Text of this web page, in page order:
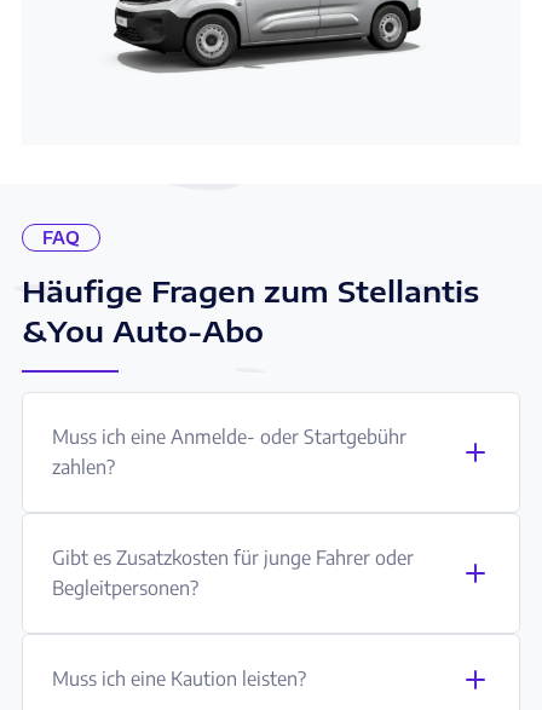
FAQ
Häufige Fragen zum Stellantis
&You Auto-Abo
Muss ich eine Anmelde- oder Startgebühr
zahlen?
Gibt es Zusatzkosten für junge Fahrer oder
Begleitpersonen?
Muss ich eine Kaution leisten?